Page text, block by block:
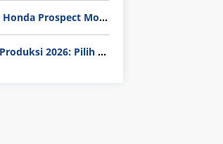
Gaji Karyawan Honda Prospect Motor Semua Divisi
Gaji Operator Produksi 2026: Pilih PT Astra Honda Motor (AHM) atau Manufaktur di Jepang?